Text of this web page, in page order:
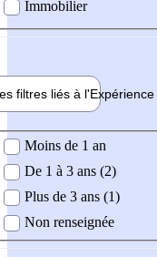
Immobilier
filtres liés à l'Expérience
demandée
Moins de 1 an
De 1 à 3 ans (2)
Plus de 3 ans (1)
Non renseignée